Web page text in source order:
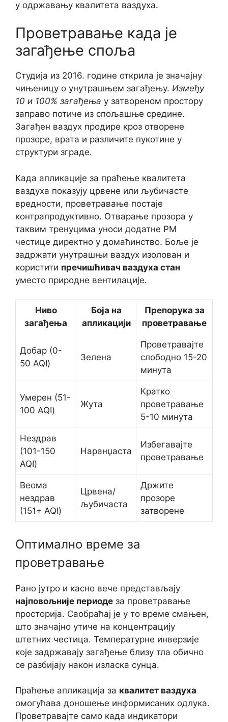
у одржавању квалитета ваздуха.
Проветравање када је
загађење споља
Студија из 2016. године открила је значајну
чињеницу о унутрашњем загађењу. Између
10 и 100% загађења у затвореном простору
заправо потиче из спољашње средине.
Загађен ваздух продире кроз отворене
прозоре, врата и различите пукотине у
структури зграде.
Када апликације за праћење квалитета
ваздуха показују црвене или љубичасте
вредности, проветравање постаје
контрапродуктивно. Отварање прозора у
таквим тренуцима уноси додатне PM
честице директно у домаћинство. Боље је
задржати унутрашњи ваздух изолован и
користити пречишћивач ваздуха стан
уместо природне вентилације.
Ниво
загађења
Боја на
апликацији
Препорука за
проветравање
Добар (0-
50 AQI)
Зелена
Проветравајте
слободно 15-20
минута
Умерен (51-
100 AQI)
Жута
Кратко
проветравање
5-10 минута
Нездрав
(101-150
AQI)
Наранџаста
Избегавајте
проветравање
Веома
нездрав
(151+ AQI)
Црвена/
љубичаста
Држите
прозоре
затворене
Оптимално време за
проветравање
Рано јутро и касно вече представљају
најповољније периоде за проветравање
просторија. Саобраћај је у то време смањен,
што значајно утиче на концентрацију
штетних честица. Температурне инверзије
које задржавају загађење близу тла обично
се разбијају након изласка сунца.
Праћење апликација за квалитет ваздуха
омогућава доношење информисаних одлука.
Проветравајте само када индикатори